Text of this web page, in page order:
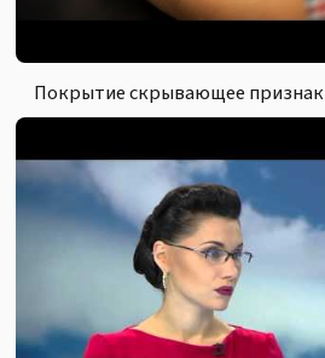
Покрытие скрывающее